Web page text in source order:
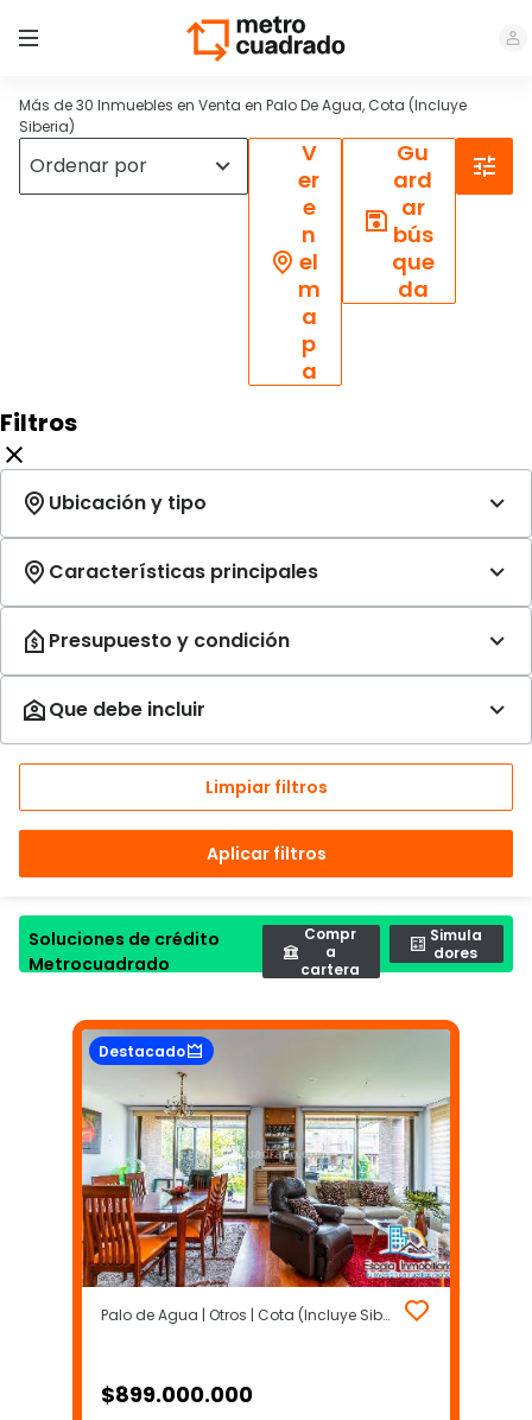
Más de 30 Inmuebles en Venta en Palo De Agua, Cota (Incluye
Siberia)
V
er
e
n
el
m
a
p
a
Gu
ard
ar
bús
que
da
Filtros
Limpiar filtros
Aplicar filtros
Soluciones de crédito
Metrocuadrado
Compr
a
cartera
Simula
dores
Destacado
Palo de Agua | Otros | Cota (Incluye Siberia)
$899.000.000